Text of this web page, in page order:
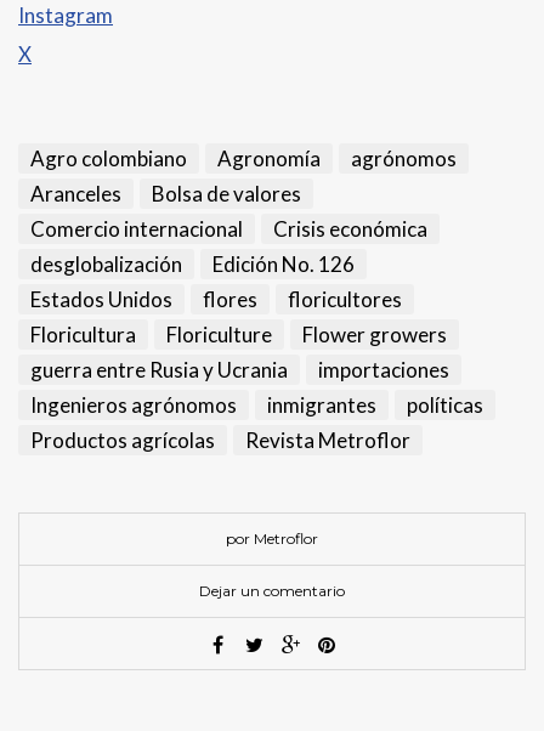
Instagram
X
Agro colombiano Agronomía
agrónomos
Aranceles
Bolsa de valores
Comercio internacional
Crisis económica
desglobalización
Edición No. 126
Estados Unidos
flores
floricultores
Floricultura
Floriculture
Flower growers
guerra entre Rusia y Ucrania
importaciones
Ingenieros agrónomos
inmigrantes
políticas
Productos agrícolas
Revista Metroflor
por Metroflor
Dejar un comentario